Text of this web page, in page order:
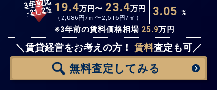
3年前比
-21.2% 19.4万円〜 23.4万円
（ 2,086 円/㎡〜2,516 円/㎡） 3.05 %
※3年前の賃料価格相場 25.9万円
＼賃貸経営をお考えの方！ 賃料査定も可／
無料査定 してみる
無料査定スタート！